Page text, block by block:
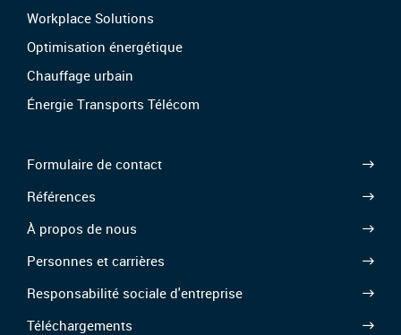
Workplace Solutions
Optimisation énergétique
Chauffage urbain
Énergie Transports Télécom
Formulaire de contact
Références
À propos de nous
Personnes et carrières
Responsabilité sociale d'entreprise
Téléchargements